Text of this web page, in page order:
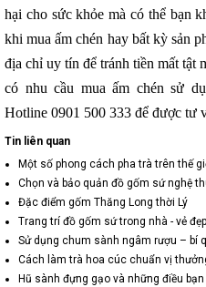
hại cho sức khỏe mà có thể bạn
khi mua ấm chén hay bất kỳ sản
địa chỉ uy tín để tránh tiền mất tật
có nhu cầu mua ấm chén sử
Hotline 0901 500 333 để được tư
Tin liên quan
Một số phong cách pha trà trên thế
Chọn và bảo quản đồ gốm sứ nghệ
Đặc điểm gốm Thăng Long thời Lý
Trang trí đồ gốm sứ trong nhà - vẻ
Sử dụng chum sành ngâm rượu – bí
Cách làm trà hoa cúc chuẩn vị
Hũ sành đựng gạo và những điều